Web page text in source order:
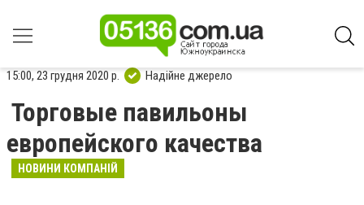
15:00, 23 грудня 2020 р. Надійне джерело
Торговые павильоны
европейского качества
НОВИНИ КОМПАНІЙ